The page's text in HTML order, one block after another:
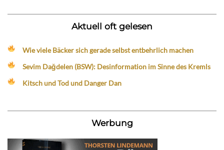
Aktuell oft gelesen
Wie viele Bäcker sich gerade selbst entbehrlich machen
Sevim Dağdelen (BSW): Desinformation im Sinne des Kremls
Kitsch und Tod und Danger Dan
Werbung